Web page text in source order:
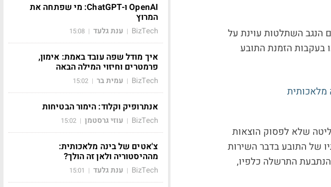
הנגב השתלטות עוינת על
בעקבות הזמנת התובע
מלאכותית
שלא לפסוק הוצאות
של התובע בדבר השירות
התרשלה כלפיו,
OpenAI ו-ChatGPT: מי שפתחה את
המרוץ
BizTech
| ענת גלעד |
15:08
איך מודל שפה עובד באמת: אימון,
פרמטרים וחיזוי המילה הבאה
BizTech
| עמית בר |
15:02
אנתרופיק וקלוד: הימור הבטיחות
BizTech
| עוזי גרסטמן |
15:02
צ'אטים של בינה מלאכותית:
מההיסטוריה ולאן זה הולך?
BizTech
| ענת גלעד |
15:01